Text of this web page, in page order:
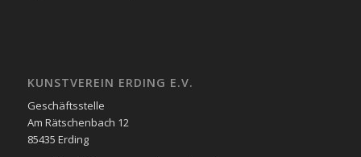
KUNSTVEREIN ERDING E.V.
Geschäftsstelle
Am Rätschenbach 12
85435 Erding